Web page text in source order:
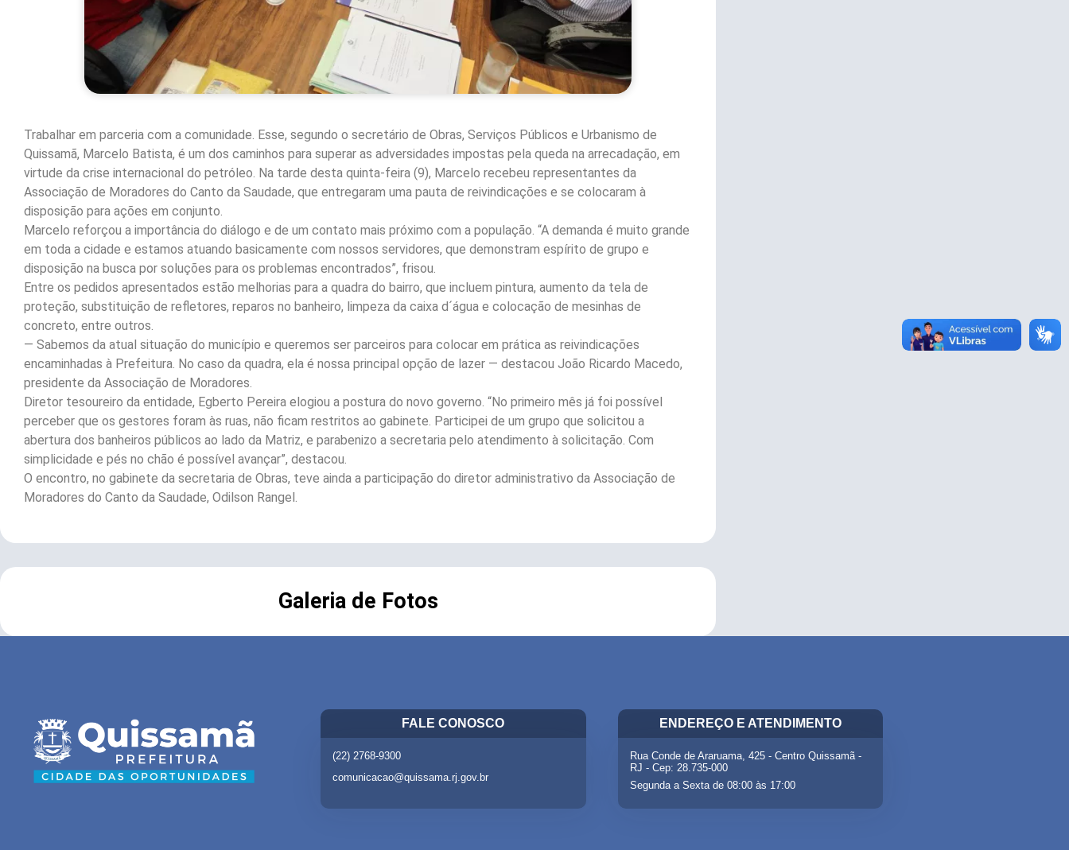
Trabalhar em parceria com a comunidade. Esse, segundo o secretário de Obras, Serviços Públicos e Urbanismo de
Quissamã, Marcelo Batista, é um dos caminhos para superar as adversidades impostas pela queda na arrecadação, em
virtude da crise internacional do petróleo. Na tarde desta quinta-feira (9), Marcelo recebeu representantes da
Associação de Moradores do Canto da Saudade, que entregaram uma pauta de reivindicações e se colocaram à
disposição para ações em conjunto.
Marcelo reforçou a importância do diálogo e de um contato mais próximo com a população. “A demanda é muito grande
em toda a cidade e estamos atuando basicamente com nossos servidores, que demonstram espírito de grupo e
disposição na busca por soluções para os problemas encontrados”, frisou.
Entre os pedidos apresentados estão melhorias para a quadra do bairro, que incluem pintura, aumento da tela de
proteção, substituição de refletores, reparos no banheiro, limpeza da caixa d´água e colocação de mesinhas de
concreto, entre outros.
— Sabemos da atual situação do município e queremos ser parceiros para colocar em prática as reivindicações
encaminhadas à Prefeitura. No caso da quadra, ela é nossa principal opção de lazer — destacou João Ricardo Macedo,
presidente da Associação de Moradores.
Diretor tesoureiro da entidade, Egberto Pereira elogiou a postura do novo governo. “No primeiro mês já foi possível
perceber que os gestores foram às ruas, não ficam restritos ao gabinete. Participei de um grupo que solicitou a
abertura dos banheiros públicos ao lado da Matriz, e parabenizo a secretaria pelo atendimento à solicitação. Com
simplicidade e pés no chão é possível avançar”, destacou.
O encontro, no gabinete da secretaria de Obras, teve ainda a participação do diretor administrativo da Associação de
Moradores do Canto da Saudade, Odilson Rangel.
Galeria de Fotos
FALE CONOSCO
(22) 2768-9300
comunicacao@quissama.rj.gov.br
ENDEREÇO E ATENDIMENTO
Rua Conde de Araruama, 425 - Centro Quissamã -
RJ - Cep: 28.735-000
Segunda a Sexta de 08:00 às 17:00